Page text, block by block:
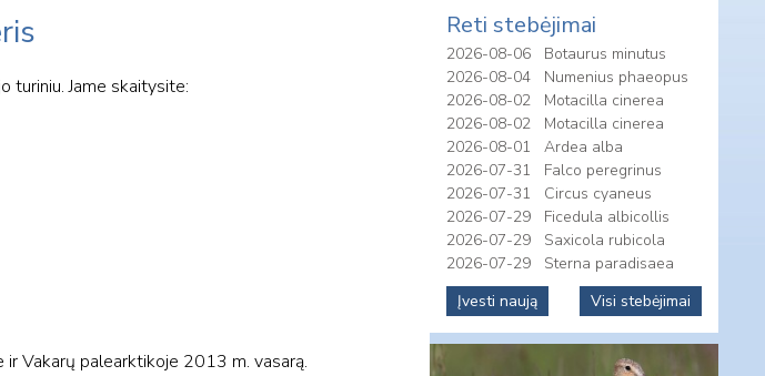
turiniu. Jame skaitysite:
ir Vakarų palearktikoje 2013 m. vasarą.
Reti stebėjimai
2026-08-06
Botaurus minutus
2026-08-04
Numenius phaeopus
2026-08-02
Motacilla cinerea
2026-08-02
Motacilla cinerea
2026-08-01
Ardea alba
2026-07-31
Falco peregrinus
2026-07-31
Circus cyaneus
2026-07-29
Ficedula albicollis
2026-07-29
Saxicola rubicola
2026-07-29
Sterna paradisaea
Įvesti naują
Visi stebėjimai